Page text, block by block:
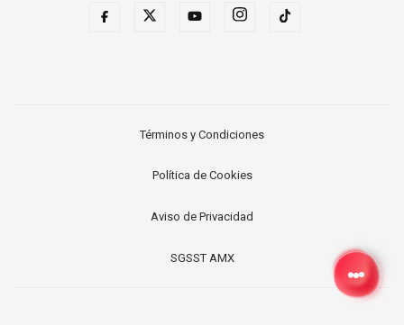
Términos y Condiciones
Política de Cookies
Aviso de Privacidad
SGSST AMX